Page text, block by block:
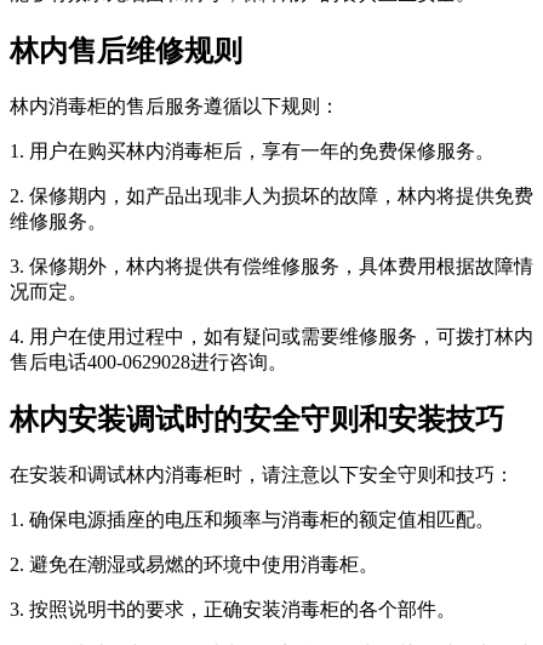
林内售后维修规则
林内消毒柜的售后服务遵循以下规则：
1. 用户在购买林内消毒柜后，享有一年的免费保修服务。
2. 保修期内，如产品出现非人为损坏的故障，林内将提供免费
维修服务。
3. 保修期外，林内将提供有偿维修服务，具体费用根据故障情
况而定。
4. 用户在使用过程中，如有疑问或需要维修服务，可拨打林内
售后电话400-0629028进行咨询。
林内安装调试时的安全守则和安装技巧
在安装和调试林内消毒柜时，请注意以下安全守则和技巧：
1. 确保电源插座的电压和频率与消毒柜的额定值相匹配。
2. 避免在潮湿或易燃的环境中使用消毒柜。
3. 按照说明书的要求，正确安装消毒柜的各个部件。